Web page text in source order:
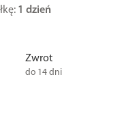
1 dzień
Zwrot
do 14 dni